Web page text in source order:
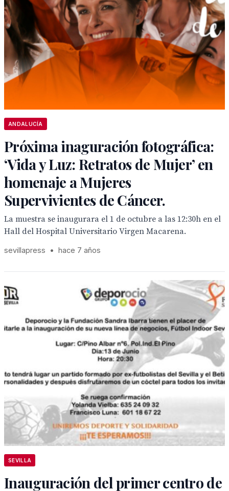
ANDALUCÍA
Próxima inaguración fotográfica:
‘Vida y Luz: Retratos de Mujer’ en
homenaje a Mujeres
Supervivientes de Cáncer.
La muestra se inaugurara el 1 de octubre a las 12:30h en el
Hall del Hospital Universitario Virgen Macarena.
sevillapress • hace 7 años
SEVILLA
Inauguración del primer centro de